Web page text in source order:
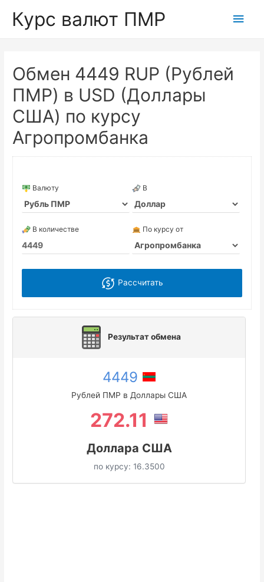
Курс валют ПМР
Обмен 4449 RUP (Рублей
ПМР) в USD (Доллары
США) по курсу
Агропромбанка
Валюту В
В количестве По курсу от
Рассчитать
Результат обмена
4449
Рублей ПМР в Доллары США
272.11
Доллара США
по курсу: 16.3500